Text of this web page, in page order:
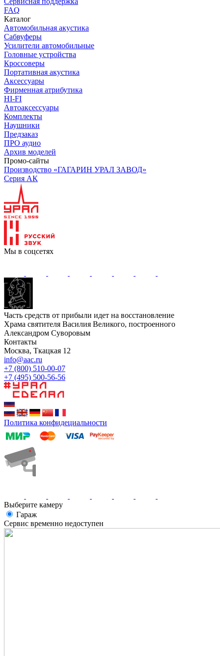
FAQ
Каталог
Автомобильная акустика
Сабвуферы
Усилители автомобильные
Головные устройства
Кроссоверы
Портативная акустика
Аксессуары
Фирменная атрибутика
HI-FI
Автоаксессуары
Комплекты
Наушники
Предзаказ
ПРО аудио
Архив моделей
Промо-сайты
Производство «ГАГАРИН УРАЛ ЗАВОД»
Серия АК
Мы в соцсетях
Часть средств от прибыли идет на восстановление
Храма святителя Василия Великого, построенного
Александром Суворовым
Контакты
Москва, Ткацкая 12
info@aac.ru
+7 (800) 510-00-07
+7 (495) 500-56-56
Политика конфидециальности
Выберите камеру
Гараж
Сервис временно недоступен